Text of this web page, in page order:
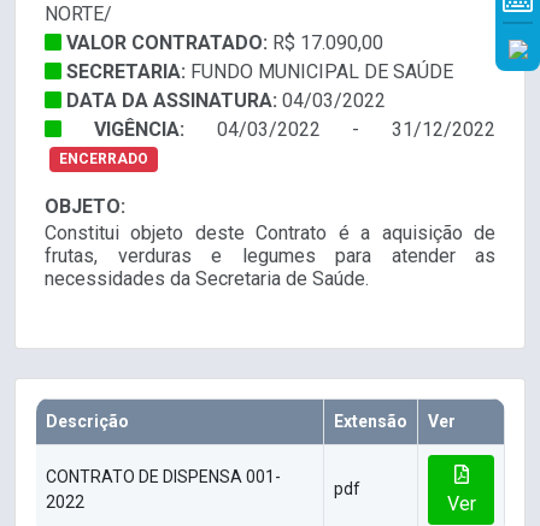
NORTE/
VALOR CONTRATADO: R$ 17.090,00
SECRETARIA: FUNDO MUNICIPAL DE SAÚDE
DATA DA ASSINATURA: 04/03/2022
VIGÊNCIA: 04/03/2022 - 31/12/2022
ENCERRADO
OBJETO:
Constitui objeto deste Contrato é a aquisição de
frutas, verduras e legumes para atender as
necessidades da Secretaria de Saúde.
Descrição Extensão Ver
CONTRATO DE DISPENSA 001-
2022
pdf
Ver